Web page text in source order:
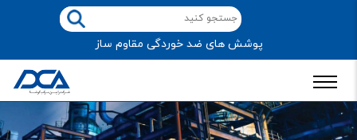
پوشش های ضد خوردگی مقاوم ساز